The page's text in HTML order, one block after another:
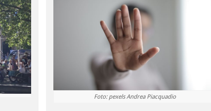
Foto: pexels Andrea Piacquadio